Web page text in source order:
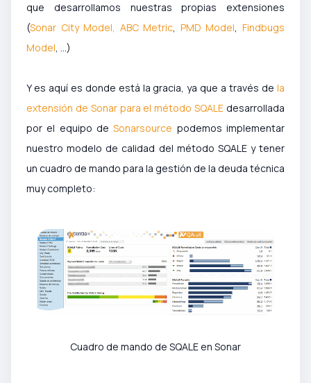
que desarrollamos nuestras propias extensiones
(Sonar City Model, ABC Metric, PMD Model,Findbugs
Model, ...)
Y es aquí es donde está la gracia, ya que a través de la
extensión de Sonar para el método SQALE desarrollada
por el equipo deSonarsource podemos implementar
nuestro modelo de calidad del método SQALE y tener
un cuadro de mando para la gestión de la deuda técnica
muy completo:
Cuadro de mando de SQALE en Sonar